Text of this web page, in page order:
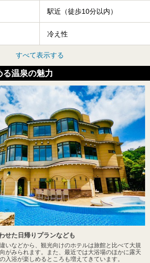
駅近（徒歩10分以内）
冷え性
すべて表示する
温泉の魅力
せた日帰りプランなども
いなどから、観光向けのホテルは旅館と比べて大規
がみられます。また、最近では大浴場のほかに露天
入浴が楽しめるところも増えてきています。